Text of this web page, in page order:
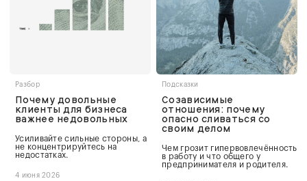
Разбор
Почему довольные
клиенты для бизнеса
важнее недовольных
Усиливайте сильные стороны, а
не концентрируйтесь на
недостатках.
4 июня 2026
Подсказки
Созависимые
отношения: почему
опасно сливаться со
своим делом
Чем грозит гипервовлечённость
в работу и что общего у
предпринимателя и родителя.